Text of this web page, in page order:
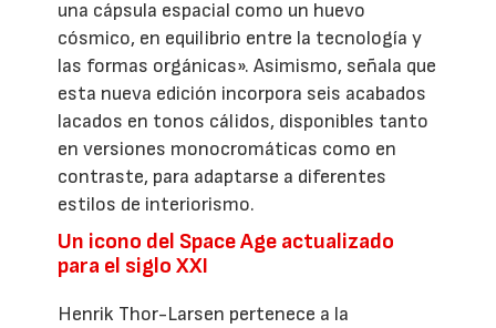
una cápsula espacial como un huevo
cósmico, en equilibrio entre la tecnología y
las formas orgánicas». Asimismo, señala que
esta nueva edición incorpora seis acabados
lacados en tonos cálidos, disponibles tanto
en versiones monocromáticas como en
contraste, para adaptarse a diferentes
estilos de interiorismo.
Un icono del Space Age actualizado
para el siglo XXI
Henrik Thor-Larsen pertenece a la